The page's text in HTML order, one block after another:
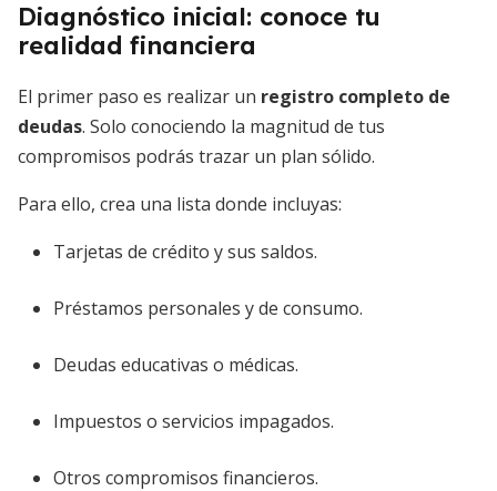
Diagnóstico inicial: conoce tu
realidad financiera
El primer paso es realizar un registro completo de
deudas. Solo conociendo la magnitud de tus
compromisos podrás trazar un plan sólido.
Para ello, crea una lista donde incluyas:
Tarjetas de crédito y sus saldos.
Préstamos personales y de consumo.
Deudas educativas o médicas.
Impuestos o servicios impagados.
Otros compromisos financieros.